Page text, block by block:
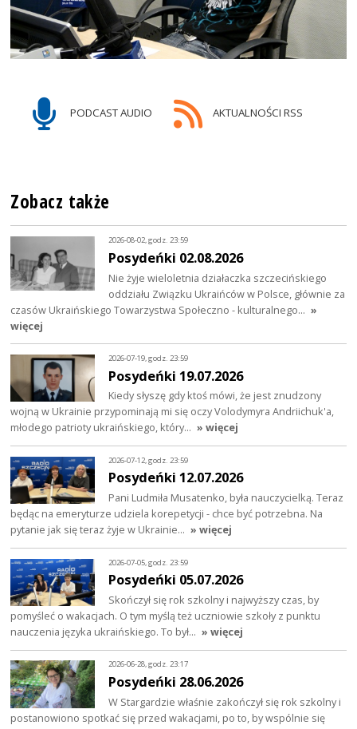
PODCAST AUDIO AKTUALNOŚCI RSS
Zobacz także
2026-08-02, godz. 23:59
Posydeńki 02.08.2026
Nie żyje wieloletnia działaczka szczecińskiego
oddziału Związku Ukraińców w Polsce, głównie za
czasów Ukraińskiego Towarzystwa Społeczno - kulturalnego… »
więcej
2026-07-19, godz. 23:59
Posydeńki 19.07.2026
Kiedy słyszę gdy ktoś mówi, że jest znudzony
wojną w Ukrainie przypominają mi się oczy Volodymyra Andriichuk'a,
młodego patrioty ukraińskiego, który… » więcej
2026-07-12, godz. 23:59
Posydeńki 12.07.2026
Pani Ludmiła Musatenko, była nauczycielką. Teraz
będąc na emeryturze udziela korepetycji - chce być potrzebna. Na
pytanie jak się teraz żyje w Ukrainie… » więcej
2026-07-05, godz. 23:59
Posydeńki 05.07.2026
Skończył się rok szkolny i najwyższy czas, by
pomyśleć o wakacjach. O tym myślą też uczniowie szkoły z punktu
nauczenia języka ukraińskiego. To był… » więcej
2026-06-28, godz. 23:17
Posydeńki 28.06.2026
W Stargardzie właśnie zakończył się rok szkolny i
postanowiono spotkać się przed wakacjami, po to, by wspólnie się